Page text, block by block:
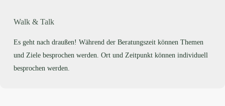
Walk & Talk
Es geht nach draußen! Während der Beratungszeit können Themen
und Ziele besprochen werden. Ort und Zeitpunkt können individuell
besprochen werden.